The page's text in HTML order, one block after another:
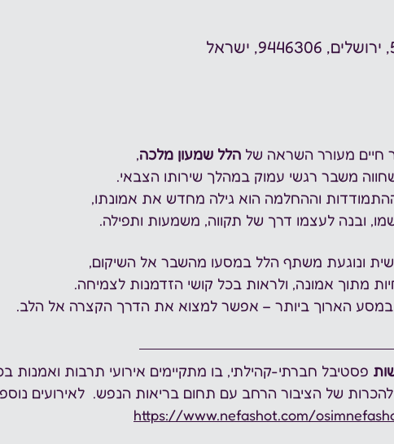
חיים מעורר השראה של הלל שמעון מלכה,
משבר רגשי עמוק במהלך שירותו הצבאי.
וההחלמה הוא גילה מחדש את אמונתו,
ובנה לעצמו דרך של תקווה, משמעות ותפילה.
ונוגעת משתף הלל במסעו מהשבר אל השיקום,
מתוך אמונה, ולראות בכל קושי הזדמנות לצמיחה.
במסע הארוך ביותר – אפשר למצוא את הדרך הקצרה אל הלב.
פסטיבל חברתי-קהילתי, בו מתקיימים אירועי תרבות ואמנות
של הציבור הרחב עם תחום בריאות הנפש.  לאירועים
https://www.nefashot.com/